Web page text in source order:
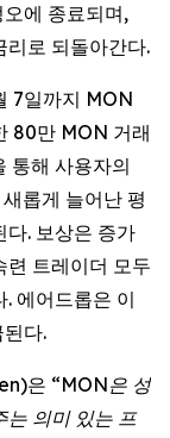
에 종료되며,
리로 되돌아간다.
7일까지 MON
80만 MON 거래
통해 사용자의
롭게 늘어난 평
다. 보상은 증가
련 트레이더 모두
에어드롭은 이
다.
은 “MON은 성
는 의미 있는 프